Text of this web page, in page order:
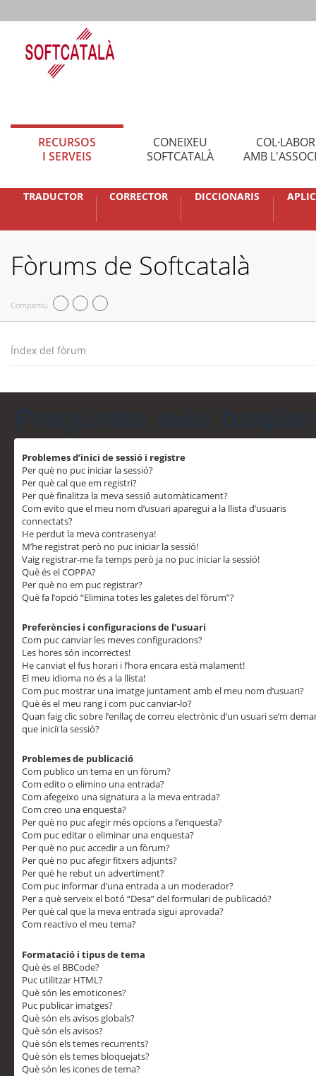
RECURSOS
I SERVEIS
CONEIXEU
SOFTCATALÀ
AMB
TRADUCTOR CORRECTOR DICCIONARIS
Fòrums de Softcatalà
Compartiu
Índex del fòrum
Problemes d’inici de sessió i registre
Per què no puc iniciar la sessió?
Per què cal que em registri?
Per què finalitza la meva sessió automàticament?
Com evito que el meu nom d’usuari aparegui a la llista d’usuaris
connectats?
He perdut la meva contrasenya!
M’he registrat però no puc iniciar la sessió!
Vaig registrar-me fa temps però ja no puc iniciar la sessió!
Què és el COPPA?
Per què no em puc registrar?
Què fa l’opció “Elimina totes les galetes del fòrum”?
Preferències i configuracions de l’usuari
Com puc canviar les meves configuracions?
Les hores són incorrectes!
He canviat el fus horari i l’hora encara està malament!
El meu idioma no és a la llista!
Com puc mostrar una imatge juntament amb el meu nom d’usuari?
Què és el meu rang i com puc canviar-lo?
Quan faig clic sobre l’enllaç de correu electrònic d’un usuari se’m
que iniciï la sessió?
Problemes de publicació
Com publico un tema en un fòrum?
Com edito o elimino una entrada?
Com afegeixo una signatura a la meva entrada?
Com creo una enquesta?
Per què no puc afegir més opcions a l’enquesta?
Com puc editar o eliminar una enquesta?
Per què no puc accedir a un fòrum?
Per què no puc afegir fitxers adjunts?
Per què he rebut un advertiment?
Com puc informar d’una entrada a un moderador?
Per a què serveix el botó “Desa” del formulari de publicació?
Per què cal que la meva entrada sigui aprovada?
Com reactivo el meu tema?
Formatació i tipus de tema
Què és el BBCode?
Puc utilitzar HTML?
Què són les emoticones?
Puc publicar imatges?
Què són els avisos globals?
Què són els avisos?
Què són els temes recurrents?
Què són els temes bloquejats?
Què són les icones de tema?